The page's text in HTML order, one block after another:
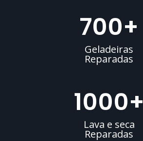
700+
Geladeiras
Reparadas
1000+
Lava e seca
Reparadas